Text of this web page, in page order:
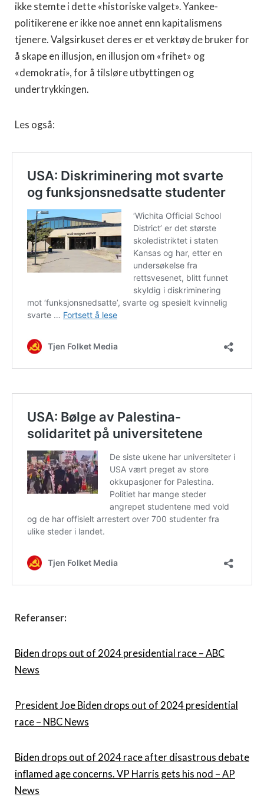
ikke stemte i dette «historiske valget». Yankee-
politikerene er ikke noe annet enn kapitalismens
tjenere. Valgsirkuset deres er et verktøy de bruker for
å skape en illusjon, en illusjon om «frihet» og
«demokrati», for å tilsløre utbyttingen og
undertrykkingen.
Les også:
Referanser:
Biden drops out of 2024 presidential race – ABC
News
President Joe Biden drops out of 2024 presidential
race – NBC News
Biden drops out of 2024 race after disastrous debate
inflamed age concerns. VP Harris gets his nod – AP
News